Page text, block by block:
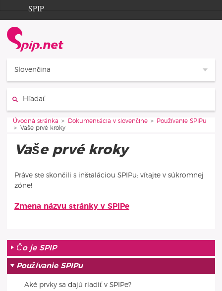
Aller au contenu
Aller à la navigation
SPIP
Documentation
Contribution
Slovenčina
Vous êtes ici :
Úvodná stránka Dokumentácia v slovenčine
Používanie SPIPu
Vaše prvé kroky
Vaše prvé kroky
Práve ste skončili s inštaláciou SPIPu: vítajte v súkromnej
zóne!
Články v tejto rubrike
Zmena názvu stránky v SPIPe
Čo je SPIP
Používanie SPIPu
Aké prvky sa dajú riadiť v SPIPe?